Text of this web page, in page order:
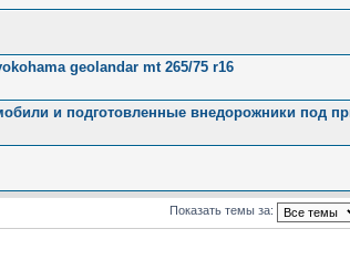
geolandar mt 265/75 r16
и подготовленные внедорожники под
Показать темы за: